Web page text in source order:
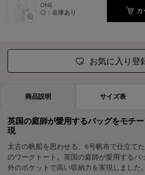
ONE
◎：在庫あり
カ
お気に入り登
商品説明 サイズ表
英国の庭師が愛用するバッグをモチ
現
太古の帆船を思わせる、6号帆布で仕立てた
のワークトート。英国の庭師が愛用するバ
外のポケットで高い収納力を実現しました